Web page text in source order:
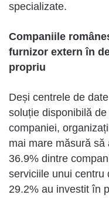
specializate.
Companiile
furnizor extern în
propriu
Deși centrele de
soluție disponibilă
companiei,
mai mare măsură
36.9% dintre
serviciile unui centru
29.2% au investit în